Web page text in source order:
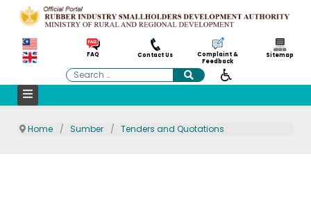
FAQ Contact Us
Complaint &
Feedback
Sitemap
Search
Home Sumber Tenders and Quotations